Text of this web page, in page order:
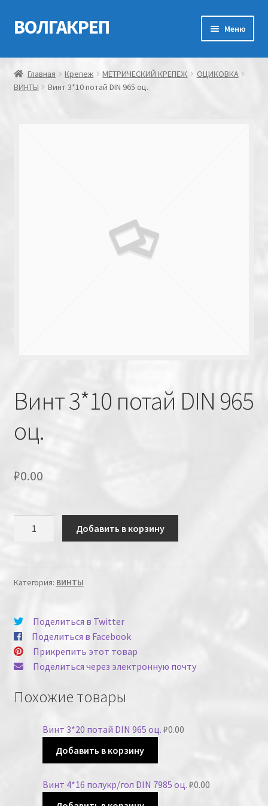
Перейти
к
Перейти
к
ВОЛГАКРЕП Меню
Главная
Контакты
Главная Крепеж МЕТРИЧЕСКИЙ КРЕПЕЖ
ОЦИКОВКА
ВИНТЫ
Винт 3*10 потай DIN 965 оц.
Винт 3*10 потай DIN 965
оц.
₽0.00
Добавить в корзину
Категория: ВИНТЫ
Поделиться в Twitter
Поделиться в Facebook
Прикрепить этот товар
Поделиться через электронную почту
Похожие товары
Винт 3*20 потай DIN 965 оц. ₽0.00
Добавить в корзину
Винт 4*16 полукр/гол DIN 7985 оц. ₽0.00